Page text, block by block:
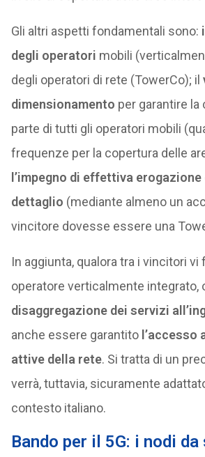
Gli altri aspetti fondamentali sono:
degli operatori mobili
degli operatori di rete (TowerCo); il
dimensionamento per garantire la
parte di tutti gli operatori mobili
frequenze per la copertura delle
l’impegno di effettiva erogazione
dettaglio (mediante almeno un
vincitore dovesse essere una
In aggiunta, qualora tra i vincitori vi
operatore verticalmente integrato,
disaggregazione dei servizi
anche essere garantito l’accesso
attive della rete. Si tratta di un
verrà, tuttavia, sicuramente
contesto italiano.
Bando per il 5G: i nodi